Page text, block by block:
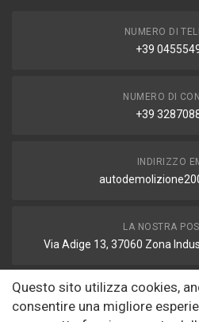
NUMERO DI
+39
NUMERO DI
+39
INDIRIZZO
LA NOSTRA
Via Adige 13, 37060 Zona
FAX
Questo sito utilizza cookies,
consentire una migliore